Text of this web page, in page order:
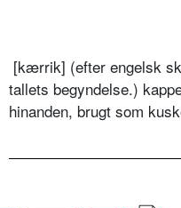
[kærrik] (efter engelsk
tallets begyndelse.)
hinanden, brugt som